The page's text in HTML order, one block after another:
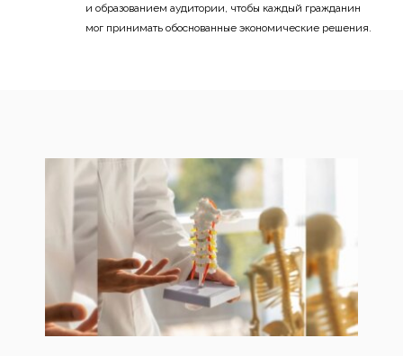
и образованием аудитории, чтобы каждый гражданин
мог принимать обоснованные экономические решения.